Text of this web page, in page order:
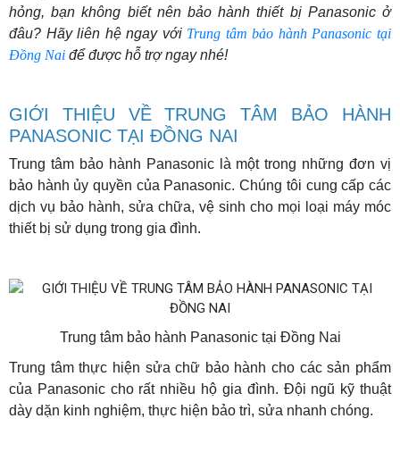
hỏng, bạn không biết nên bảo hành thiết bị Panasonic ở
đâu? Hãy liên hệ ngay với Trung tâm bảo hành Panasonic tại
Đồng Nai để được hỗ trợ ngay nhé!
GIỚI THIỆU VỀ TRUNG TÂM BẢO HÀNH
PANASONIC TẠI ĐỒNG NAI
Trung tâm bảo hành Panasonic là một trong những đơn vị
bảo hành ủy quyền của Panasonic. Chúng tôi cung cấp các
dịch vụ bảo hành, sửa chữa, vệ sinh cho mọi loại máy móc
thiết bị sử dụng trong gia đình.
Trung tâm bảo hành Panasonic tại Đồng Nai
Trung tâm thực hiện sửa chữ bảo hành cho các sản phẩm
của Panasonic cho rất nhiều hộ gia đình. Đội ngũ kỹ thuật
dày dặn kinh nghiệm, thực hiện bảo trì, sửa nhanh chóng.